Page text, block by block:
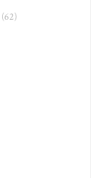
(62)